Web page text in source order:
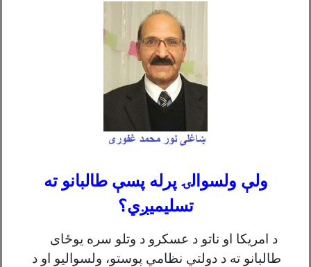
ولې ولسوالۍ پرله پسېطالبانو ته
تسليميږي؟
د امريکا او ناتو د عسکرو د وتلو سره يوځاى
طالبانو ته د دولتي نظامي پوستو، ولسواليو او د